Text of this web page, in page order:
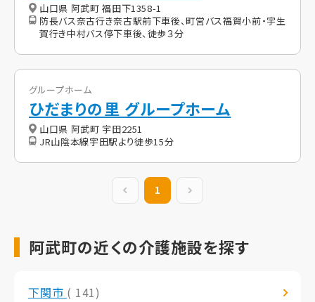
山口県 阿武町 福田下1358-1
防長バス奈古行き奈古駅前下車後、町営バス福賀小前・宇生
賀行き中村バス停下車後、徒歩３分
グループホーム
ひだまりの里 グループホーム
山口県 阿武町 宇田2251
JR山陰本線宇田駅より徒歩15分
前の20件
1
阿武町の近くの介護施設を探す
下関市 ( 141)